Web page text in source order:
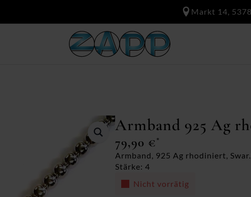
Markt 14,
Armband 925 Ag
79,90 €*
Armband, 925 Ag rhodiniert,
Stärke: 4
Nicht vorrätig